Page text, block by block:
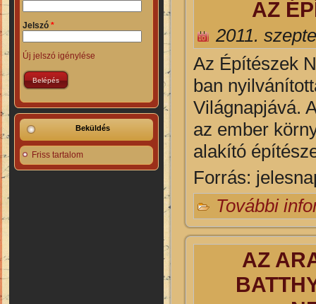
Jelszó *
Új jelszó igénylése
Beküldés
Friss tartalom
AZ
2011.
Az Építészek
ban
Világnapjává.
az ember
alakító
Forrás:
További
AZ